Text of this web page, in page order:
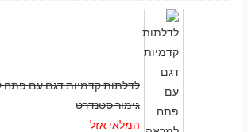
גימור סטנדרט
המלאי אזל